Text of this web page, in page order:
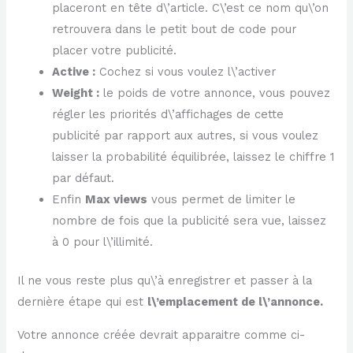
placeront en tête d\’article. C\’est ce nom qu\’on
retrouvera dans le petit bout de code pour
placer votre publicité.
Active : Cochez si vous voulez l\’activer
Weight : le poids de votre annonce, vous pouvez
régler les priorités d\’affichages de cette
publicité par rapport aux autres, si vous voulez
laisser la probabilité équilibrée, laissez le chiffre 1
par défaut.
Enfin Max views vous permet de limiter le
nombre de fois que la publicité sera vue, laissez
à 0 pour l\’illimité.
Il ne vous reste plus qu\’à enregistrer et passer à la
dernière étape qui est l\’emplacement de l\’annonce.
Votre annonce créée devrait apparaitre comme ci-